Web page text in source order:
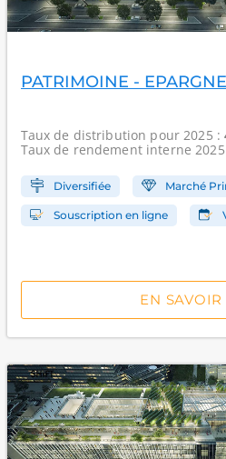
PATRIMOINE -
Taux de distribution pour 2025 :
Taux de rendement interne
Diversifiée Marché
Souscription en ligne
EN